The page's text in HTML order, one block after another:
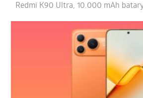
Redmi K90 Ultra, 10.000 mAh